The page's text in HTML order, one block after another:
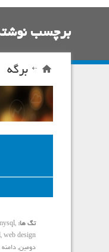
برچسب
برگه
تگ ها: ,
, web design
دومین, دامنه